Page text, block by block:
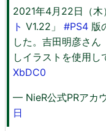
2021年4月22日（木
ト V1.22」 #PS4 版
した。吉田明彦さ
しイラストを使用し
XbDC0
— NieR公式PRアカ
日